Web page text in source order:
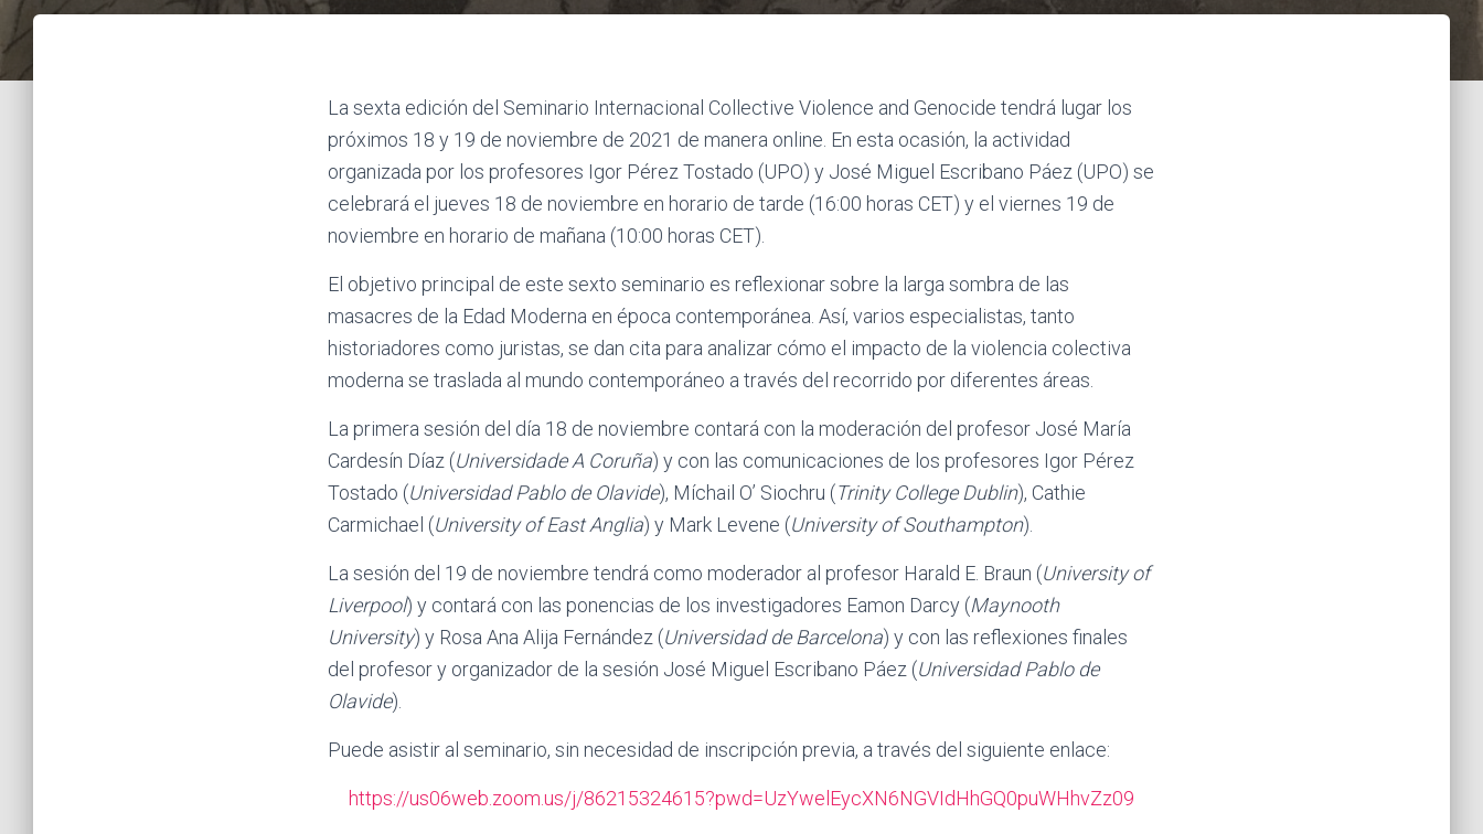
La sexta edición del Seminario Internacional Collective Violence and Genocide tendrá lugar los
próximos 18 y 19 de noviembre de 2021 de manera online. En esta ocasión, la actividad
organizada por los profesores Igor Pérez Tostado (UPO) y José Miguel Escribano Páez (UPO) se
celebrará el jueves 18 de noviembre en horario de tarde (16:00 horas CET) y el viernes 19 de
noviembre en horario de mañana (10:00 horas CET).
El objetivo principal de este sexto seminario es reflexionar sobre la larga sombra de las
masacres de la Edad Moderna en época contemporánea. Así, varios especialistas, tanto
historiadores como juristas, se dan cita para analizar cómo el impacto de la violencia colectiva
moderna se traslada al mundo contemporáneo a través del recorrido por diferentes áreas.
La primera sesión del día 18 de noviembre contará con la moderación del profesor José María
Cardesín Díaz (Universidade A Coruña) y con las comunicaciones de los profesores Igor Pérez
Tostado (Universidad Pablo de Olavide), Míchail O’ Siochru (Trinity College Dublin), Cathie
Carmichael (University of East Anglia) y Mark Levene (University of Southampton).
La sesión del 19 de noviembre tendrá como moderador al profesor Harald E. Braun (University of
Liverpool) y contará con las ponencias de los investigadores Eamon Darcy (Maynooth
University) y Rosa Ana Alija Fernández (Universidad de Barcelona) y con las reflexiones finales
del profesor y organizador de la sesión José Miguel Escribano Páez (Universidad Pablo de
Olavide).
Puede asistir al seminario, sin necesidad de inscripción previa, a través del siguiente enlace:
https://us06web.zoom.us/j/86215324615?pwd=UzYwelEycXN6NGVIdHhGQ0puWHhvZz09